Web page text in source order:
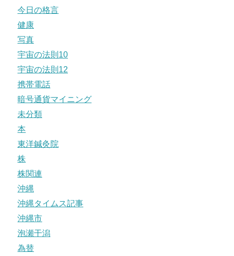
今日の格言
健康
写真
宇宙の法則10
宇宙の法則12
携帯電話
暗号通貨マイニング
未分類
本
東洋鍼灸院
株
株関連
沖縄
沖縄タイムス記事
沖縄市
泡瀬干潟
為替